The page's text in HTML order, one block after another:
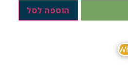
הוספה לסל